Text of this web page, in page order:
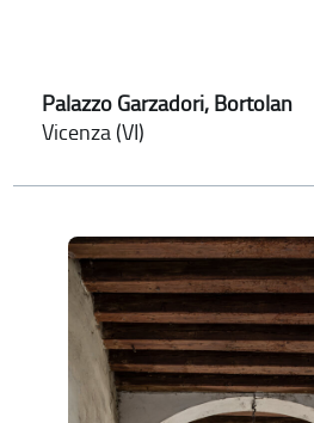
Palazzo Garzadori, Bortolan
Vicenza (VI)